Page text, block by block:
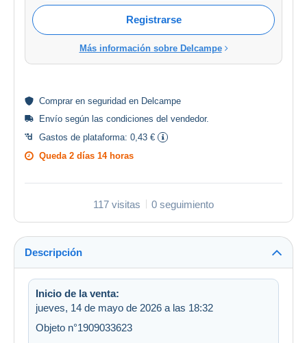
Registrarse
Más información sobre Delcampe
Comprar en seguridad en Delcampe
Envío según las condiciones del vendedor.
Gastos de plataforma: 0,43 €
Queda 2 días 14 horas
117 visitas 0 seguimiento
Descripción
Inicio de la venta:
jueves, 14 de mayo de 2026 a las 18:32
Objeto n°1909033623